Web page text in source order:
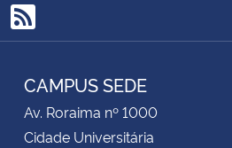
RSS
CAMPUS SEDE
Av. Roraima nº 1000
Cidade Universitária